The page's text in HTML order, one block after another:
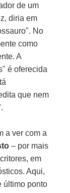
de um
diria em
No
como
A
é oferecida
que nem
a ver com a
– por mais
em
Aqui,
último ponto